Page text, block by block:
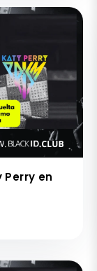
en